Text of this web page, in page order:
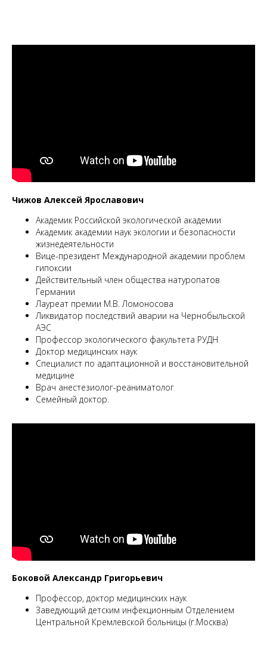
Чижов Алексей Ярославович
Академик Российской экологической академии
Академик академии наук экологии и безопасности
жизнедеятельности
Вице-президент Международной академии проблем
гипоксии
Действительный член общества натуропатов
Германии
Лауреат премии М.В. Ломоносова
Ликвидатор последствий аварии на Чернобыльской
АЭС
Профессор экологического факультета РУДН
Доктор медицинских наук
Специалист по адаптационной и восстановительной
медицине
Врач анестезиолог-реаниматолог
Семейный доктор.
Боковой Александр Григорьевич
Профессор, доктор медицинских наук
Заведующий детским инфекционным Отделением
Центральной Кремлевской больницы (г.Москва)